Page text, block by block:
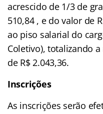
acrescido de 1/3 de
510,84 , e do valor de
ao piso salarial do
Coletivo), totalizando
de R$ 2.043,36.
Inscrições
As inscrições serão